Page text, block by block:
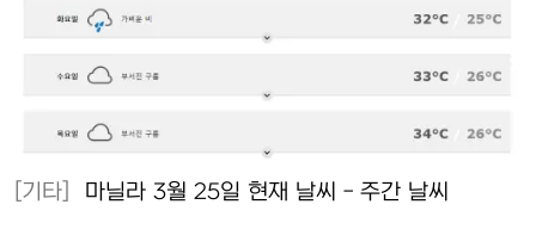
[기타] 마닐라 3월 25일 현재 날씨 - 주간 날씨